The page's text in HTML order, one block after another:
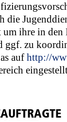
die
ihre in
zu
auf http://